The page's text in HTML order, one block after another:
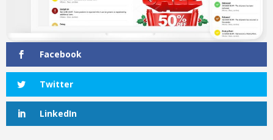
Facebook
Twitter
LinkedIn